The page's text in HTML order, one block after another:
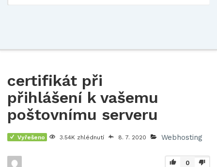
certifikát při
přihlášení k vašemu
poštovnímu serveru
Vyřešeno 3.54K zhlédnutí 8. 7. 2020 Webhosting
0